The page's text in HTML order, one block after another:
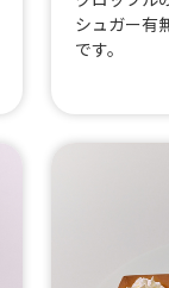
シュガー有
です。